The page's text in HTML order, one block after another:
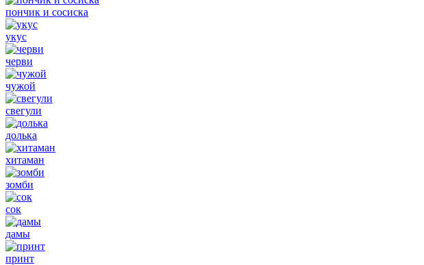
пончик и сосиска
укус
черви
чужой
свегули
долька
хитаман
зомби
сок
дамы
принт